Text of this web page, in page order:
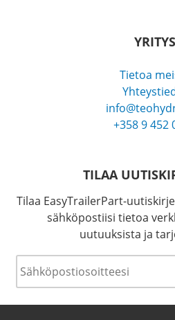
YRITYS
Tietoa
+358 9 452
TILAA
Tilaa EasyTrailerPart-
sähköpostiisi tietoa
uutuuksista ja